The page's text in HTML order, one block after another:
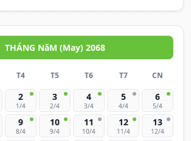
THÁNG NăM (May) 2068
T4 T5 T6 T7 CN
2
1/4
3
2/4
4
3/4
5
4/4
6
5/4
9
8/4
10
9/4
11
10/4
12
11/4
13
12/4